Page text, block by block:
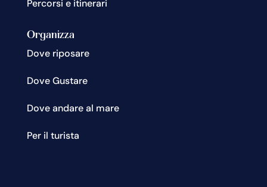
Percorsi e itinerari
Organizza
Dove riposare
Dove Gustare
Dove andare al mare
Per il turista